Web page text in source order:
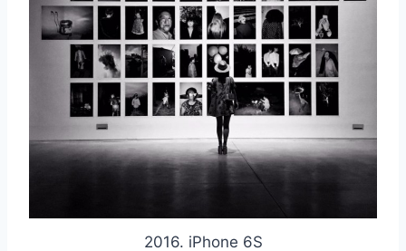
2016. iPhone 6S